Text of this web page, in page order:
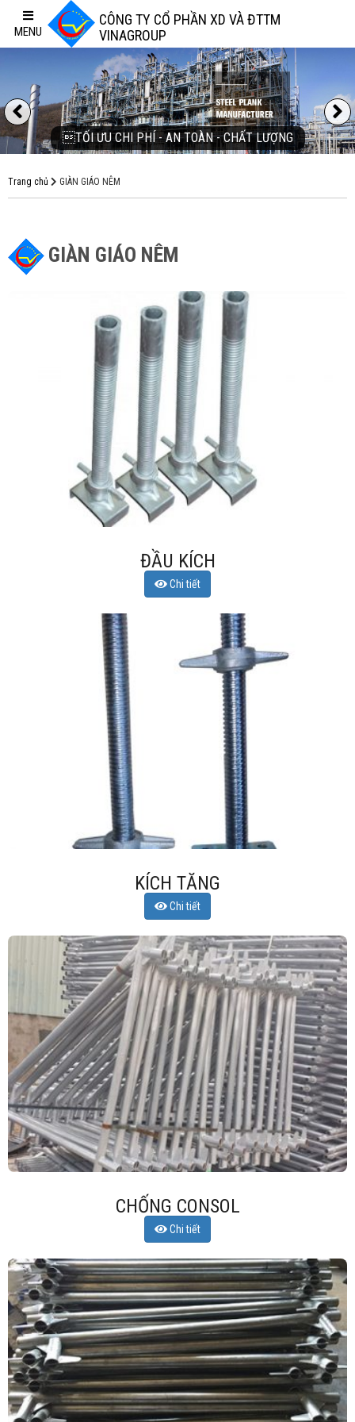
MENU
CÔNG TY CỔ PHẦN XD VÀ ĐTTM
VINAGROUP
TỐI ƯU CHI PHÍ - AN TOÀN - CHẤT LƯỢNG
Previous
Trang chủ GIÀN GIÁO NÊM
GIÀN GIÁO NÊM
ĐẦU KÍCH
Chi tiết
KÍCH TĂNG
Chi tiết
CHỐNG CONSOL
Chi tiết